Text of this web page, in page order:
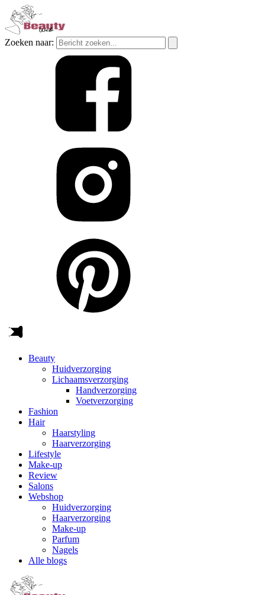
Zoeken naar:
Beauty
Huidverzorging
Lichaamsverzorging
Handverzorging
Voetverzorging
Fashion
Hair
Haarstyling
Haarverzorging
Lifestyle
Make-up
Review
Salons
Webshop
Huidverzorging
Haarverzorging
Make-up
Parfum
Nagels
Alle blogs